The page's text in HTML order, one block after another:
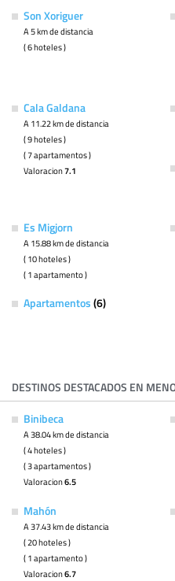
Son Xoriguer
A 5 km de distancia
( 6 hoteles )
Cala Galdana
A 11.22 km de distancia
( 9 hoteles )
( 7 apartamentos )
Valoracion7.1
Es Migjorn
A 15.88 km de distancia
( 10 hoteles )
( 1 apartamento )
Apartamentos (6)
DESTINOS DESTACADOS EN
Binibeca
A 38.04 km de distancia
( 4 hoteles )
( 3 apartamentos )
Valoracion6.5
Mahón
A 37.43 km de distancia
( 20 hoteles )
( 1 apartamento )
Valoracion6.7